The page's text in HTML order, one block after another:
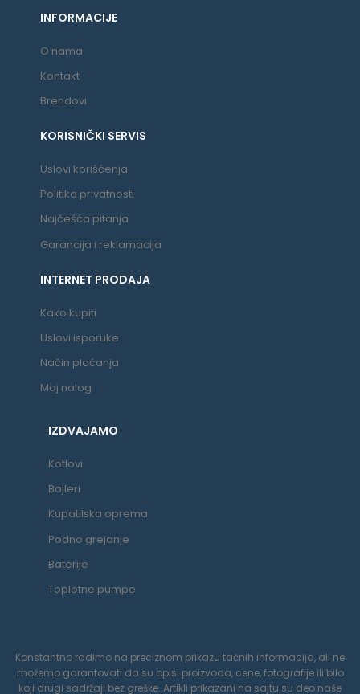
INFORMACIJE
O nama
Kontakt
Brendovi
KORISNIČKI SERVIS
Uslovi korišćenja
Politika privatnosti
Najčešća pitanja
Garancija i reklamacija
INTERNET PRODAJA
Kako kupiti
Uslovi isporuke
Način plaćanja
Moj nalog
IZDVAJAMO
Kotlovi
Bojleri
Kupatilska oprema
Podno grejanje
Baterije
Toplotne pumpe
Konstantno radimo na preciznom prikazu tačnih informacija, ali ne
možemo garantovati da su opisi proizvoda, cene, fotografije ili bilo
koji drugi sadržaji bez greške. Artikli prikazani na sajtu su deo naše